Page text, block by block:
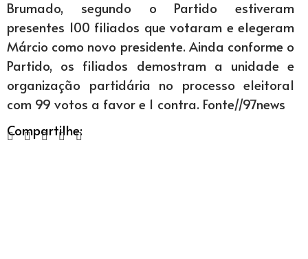
Brumado, segundo o Partido estiveram
presentes 100 filiados que votaram e elegeram
Márcio como novo presidente. Ainda conforme o
Partido, os filiados demostram a unidade e
organização partidária no processo eleitoral
com 99 votos a favor e 1 contra. Fonte//97news
Compartilhe: